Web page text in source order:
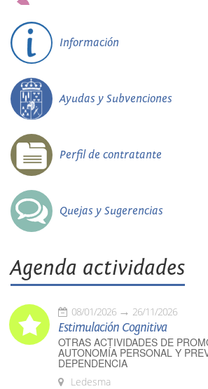
Información
Ayudas y Subvenciones
Perfil de contratante
Quejas y Sugerencias
Agenda actividades
08/01/2026 26/11/2026
Estimulación Cognitiva
OTRAS ACTIVIDADES DE
AUTONOMÍA PERSONAL Y
DEPENDENCIA
Ledesma